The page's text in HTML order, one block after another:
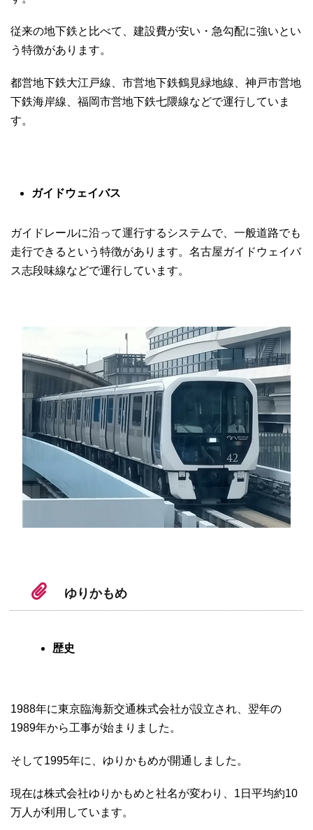
従来の地下鉄と比べて、建設費が安い・急勾配に強いとい
う特徴があります。
都営地下鉄大江戸線、市営地下鉄鶴見緑地線、神戸市営地
下鉄海岸線、福岡市営地下鉄七隈線などで運行していま
す。
ガイドウェイバス
ガイドレールに沿って運行するシステムで、一般道路でも
走行できるという特徴があります。名古屋ガイドウェイバ
ス志段味線などで運行しています。
ゆりかもめ
歴史
1988年に東京臨海新交通株式会社が設立され、翌年の
1989年から工事が始まりました。
そして1995年に、ゆりかもめが開通しました。
現在は株式会社ゆりかもめと社名が変わり、1日平均約10
万人が利用しています。